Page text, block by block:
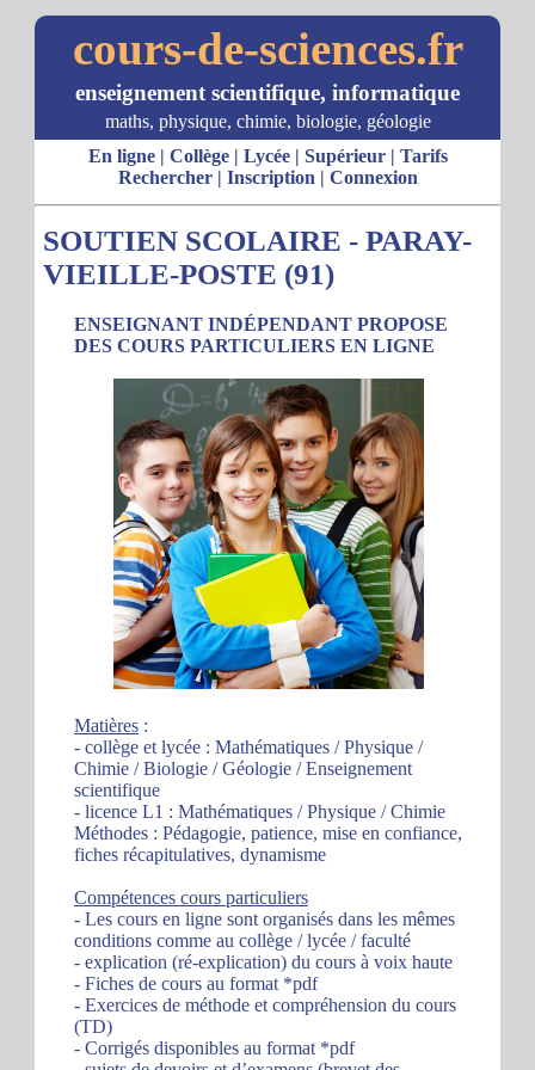
cours-de-sciences.fr
enseignement scientifique, informatique
maths, physique, chimie, biologie, géologie
En ligne| Collège| Lycée| Supérieur| Tarifs
Rechercher| Inscription | Connexion
SOUTIEN SCOLAIRE - PARAY-
VIEILLE-POSTE (91)
ENSEIGNANT INDÉPENDANT PROPOSE
DES COURS PARTICULIERS EN LIGNE
Matières :
- collège et lycée : Mathématiques / Physique /
Chimie / Biologie / Géologie / Enseignement
scientifique
- licence L1 : Mathématiques / Physique / Chimie
Méthodes : Pédagogie, patience, mise en confiance,
fiches récapitulatives, dynamisme
Compétences cours particuliers
- Les cours en ligne sont organisés dans les mêmes
conditions comme au collège / lycée / faculté
- explication (ré-explication) du cours à voix haute
- Fiches de cours au format *pdf
- Exercices de méthode et compréhension du cours
(TD)
- Corrigés disponibles au format *pdf